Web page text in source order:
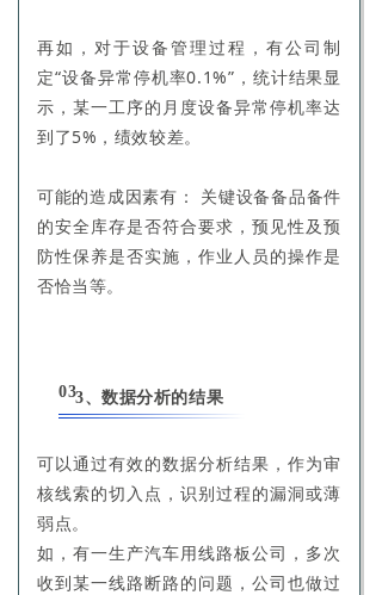
再如，对于设备管理过程，有公司制
定“设备异常停机率0.1%”，统计结果显
示，某一工序的月度设备异常停机率达
到了5%，绩效较差。
可能的造成因素有： 关键设备备品备件
的安全库存是否符合要求，预见性及预
防性保养是否实施，作业人员的操作是
否恰当等。
033、数据分析的结果
可以通过有效的数据分析结果，作为审
核线索的切入点，识别过程的漏洞或薄
弱点。
如，有一生产汽车用线路板公司，多次
收到某一线路断路的问题，公司也做过